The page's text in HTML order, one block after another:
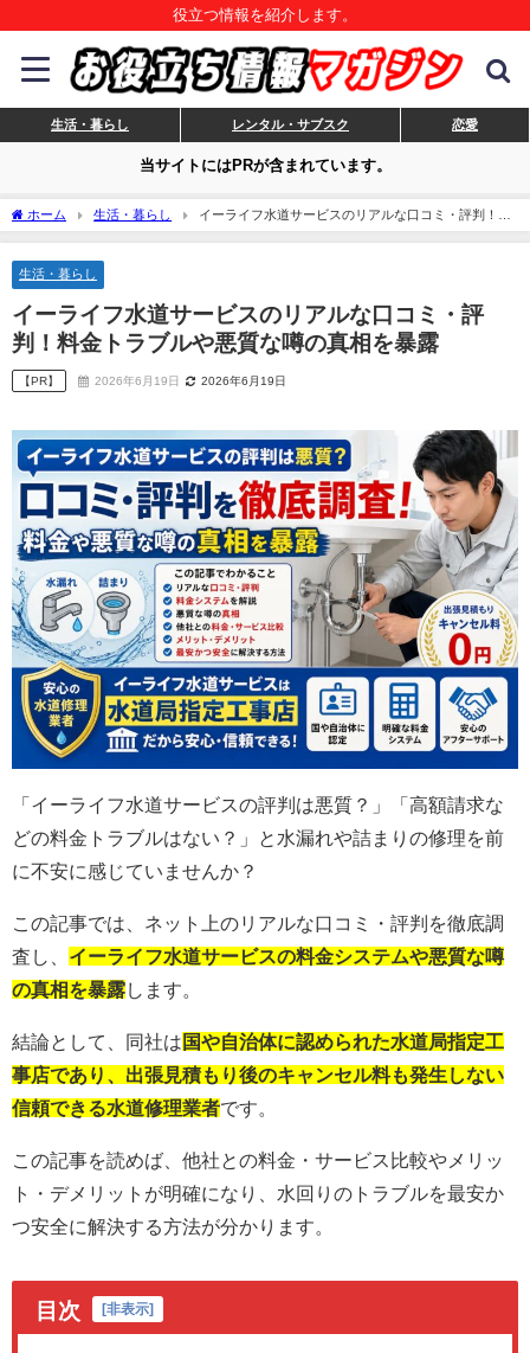
役立つ情報を紹介します。
生活・暮らし レンタル・サブスク 恋愛
当サイトにはPRが含まれています。
ホーム 生活・暮らし
イーライフ水道サービスのリアルな口コミ・評判！料
金トラブルや悪質な噂の真相を暴露
生活・暮らし
イーライフ水道サービスのリアルな口コミ・評
判！料金トラブルや悪質な噂の真相を暴露
【PR】 2026年6月19日 2026年6月19日
「イーライフ水道サービスの評判は悪質？」「高額請求な
どの料金トラブルはない？」と水漏れや詰まりの修理を前
に不安に感じていませんか？
この記事では、ネット上のリアルな口コミ・評判を徹底調
査し、 イーライフ水道サービスの料金システムや悪質な噂
の真相を暴露します。
結論として、同社は 国や自治体に認められた水道局指定工
事店であり、出張見積もり後のキャンセル料も発生しない
信頼できる水道修理業者です。
この記事を読めば、他社との料金・サービス比較やメリッ
ト・デメリットが明確になり、水回りのトラブルを最安か
つ安全に解決する方法が分かります。
目次 [非表示]